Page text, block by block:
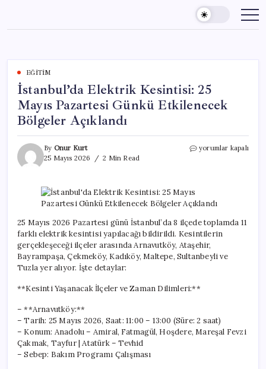
content
EĞITIM
İstanbul’da Elektrik Kesintisi: 25
Mayıs Pazartesi Günkü Etkilenecek
Bölgeler Açıklandı
By Onur Kurt
25 Mayıs 2026
2 Min Read
İstanbul’da
Günkü
Etkilenecek
Bölgeler
Açıklandı
için
yorumlar kapalı
25 Mayıs 2026 Pazartesi günü İstanbul’da 8 ilçede toplamda 11
farklı elektrik kesintisi yapılacağı bildirildi. Kesintilerin
gerçekleşeceği ilçeler arasında Arnavutköy, Ataşehir,
Bayrampaşa, Çekmeköy, Kadıköy, Maltepe, Sultanbeyli ve
Tuzla yer alıyor. İşte detaylar:
**Kesinti Yaşanacak İlçeler ve Zaman Dilimleri:**
– **Arnavutköy:**
– Tarih: 25 Mayıs 2026, Saat: 11:00 – 13:00 (Süre: 2 saat)
– Konum: Anadolu – Amiral, Fatmagül, Hoşdere, Mareşal Fevzi
Çakmak, Tayfur | Atatürk – Tevhid
– Sebep: Bakım Programı Çalışması